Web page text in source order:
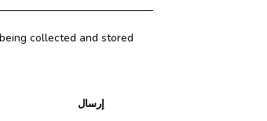
collected and stored.